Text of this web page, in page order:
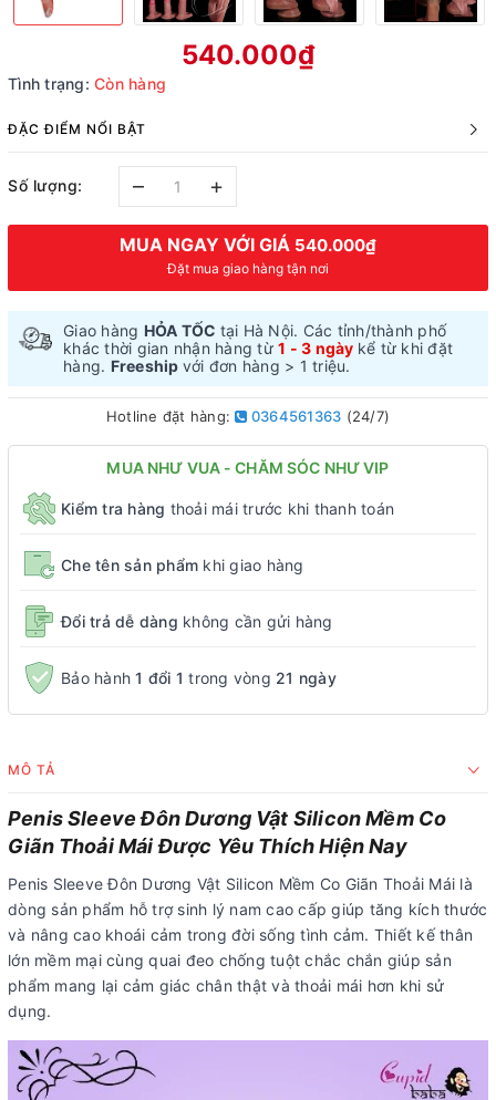
540.000₫
Tình trạng: Còn hàng
ĐẶC ĐIỂM NỔI BẬT
Số lượng: – +
MUA NGAY VỚI GIÁ 540.000₫
Đặt mua giao hàng tận nơi
Giao hàng HỎA TỐC tại Hà Nội. Các tỉnh/thành phố
khác thời gian nhận hàng từ 1 - 3 ngày kể từ khi đặt
hàng. Freeship với đơn hàng > 1 triệu.
Hotline đặt hàng: 0364561363 (24/7)
MUA NHƯ VUA - CHĂM SÓC NHƯ VIP
Kiểm tra hàng thoải mái trước khi thanh toán
Che tên sản phẩm khi giao hàng
Đổi trả dễ dàng không cần gửi hàng
Bảo hành1 đổi 1 trong vòng 21 ngày
MÔ TẢ
Penis Sleeve Đôn Dương Vật Silicon Mềm Co
Giãn Thoải Mái Được Yêu Thích Hiện Nay
Penis Sleeve Đôn Dương Vật Silicon Mềm Co Giãn Thoải Mái là
dòng sản phẩm hỗ trợ sinh lý nam cao cấp giúp tăng kích thước
và nâng cao khoái cảm trong đời sống tình cảm. Thiết kế thân
lớn mềm mại cùng quai đeo chống tuột chắc chắn giúp sản
phẩm mang lại cảm giác chân thật và thoải mái hơn khi sử
dụng.